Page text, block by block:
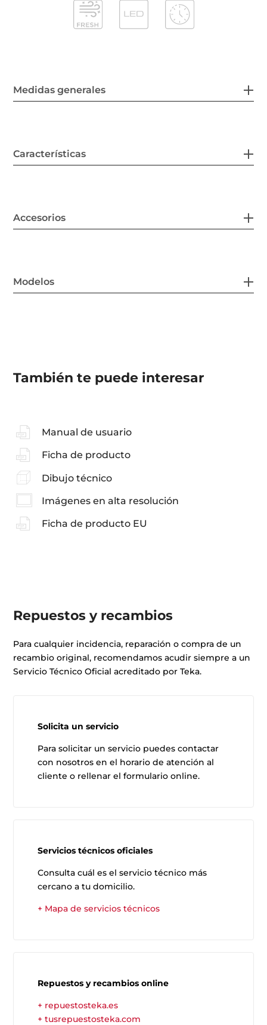
Medidas generales
Características
Accesorios
Modelos
También te puede interesar
Manual de usuario
Ficha de producto
Dibujo técnico
Imágenes en alta resolución
Ficha de producto EU
Repuestos y recambios
Para cualquier incidencia, reparación o compra de un
recambio original, recomendamos acudir siempre a un
Servicio Técnico Oficial acreditado por Teka.
Solicita un servicio
Para solicitar un servicio puedes contactar
con nosotros en el horario de atención al
cliente o rellenar el formulario online.
Servicios técnicos oficiales
Consulta cuál es el servicio técnico más
cercano a tu domicilio.
+ Mapa de servicios técnicos
Repuestos y recambios online
+ repuestosteka.es
+ tusrepuestosteka.com